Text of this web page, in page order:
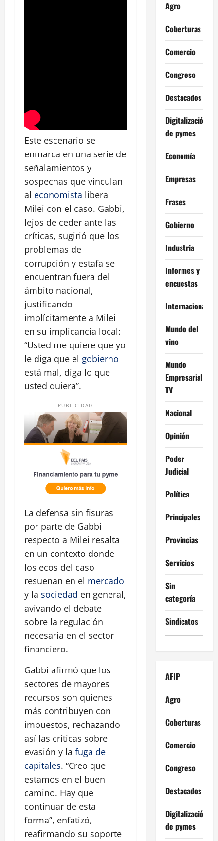
Este escenario se
enmarca en una serie de
señalamientos y
sospechas que vinculan
al economista liberal
Milei con el caso. Gabbi,
lejos de ceder ante las
críticas, sugirió que los
problemas de
corrupción y estafa se
encuentran fuera del
ámbito nacional,
justificando
implícitamente a Milei
en su implicancia local:
Usted me quiere que yo
le diga que el gobierno
está mal, diga lo que
usted quiera .
PUBLICIDAD
La defensa sin fisuras
por parte de Gabbi
respecto a Milei resalta
en un contexto donde
los ecos del caso
resuenan en el mercado
y la sociedad en general,
avivando el debate
sobre la regulación
necesaria en el sector
financiero.
Gabbi afirmó que los
sectores de mayores
recursos son quienes
más contribuyen con
impuestos, rechazando
así las críticas sobre
evasión y la fuga de
capitales. Creo que
estamos en el buen
camino. Hay que
continuar de esta
forma , enfatizó,
reafirmando su soporte
Agro
Coberturas
Comercio
Congreso
Destacados
Digitalización
de pymes
Economía
Empresas
Frases
Gobierno
Industria
Informes y
encuestas
Internacional
Mundo del
vino
Mundo
Empresarial
TV
Nacional
Opinión
Poder
Judicial
Política
Principales
Provincias
Servicios
Sin
categoría
Sindicatos
AFIP
Agro
Coberturas
Comercio
Congreso
Destacados
Digitalización
de pymes